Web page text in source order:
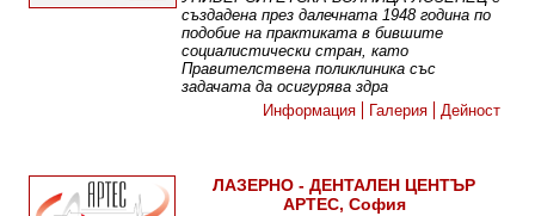
създадена през далечната 1948 година по
подобие на практиката в бившите
социалистически стран, като
Правителствена поликлиника със
задачата да осигурява здра
Информация
Галерия Дейност
ЛАЗЕРНО - ДЕНТАЛЕН ЦЕНТЪР
АРТЕС, София